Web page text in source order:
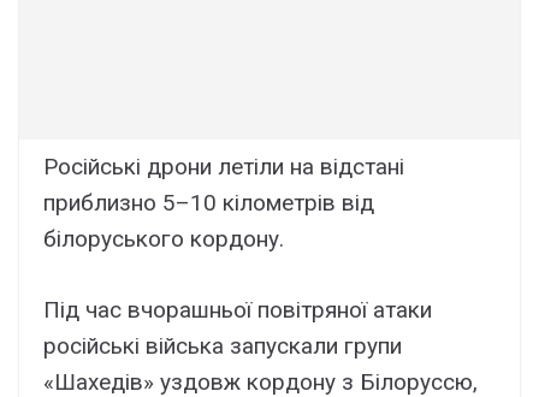
Російські дрони летіли на відстані
приблизно 5–10 кілометрів від
білоруського кордону.
Під час вчорашньої повітряної атаки
російські війська запускали групи
«Шахедів» уздовж кордону з Білоруссю,